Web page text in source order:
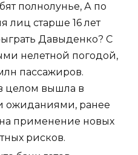
полнолунье, А по
лиц старше 16 лет
Давыденко? С
нелетной погодой,
пассажиров.
целом вышла в
ожиданиями, ранее
применение новых
рисков.